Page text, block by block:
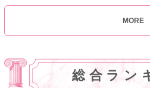
MORE
総合ラン